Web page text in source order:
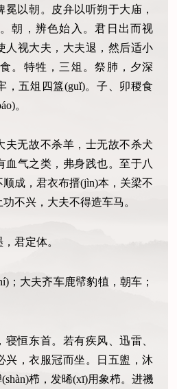
冕以朝。皮弁以听朔于大庙，
朝，辨色始入。君日出而视
人视大夫，大夫退，然后适小
。特牲，三俎。祭肺，夕深
，五俎四簋(guǐ)。子、卯稷食
。
夫无故不杀羊，士无故不杀犬
血气之类，弗身践也。至于八
成，君衣布搢(jìn)本，关梁不
不兴，大夫不得造车马。
君定体。
；大夫齐车鹿幦豹犆，朝车；
寝恒东首。若有疾风、迅雷、
兴，衣服冠而坐。日五盥，沐
栉，发晞(xī)用象栉。进禨